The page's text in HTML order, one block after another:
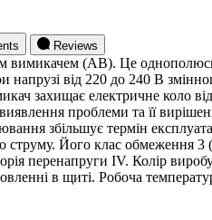
Reviews
вимикачем (АВ). Це
напрузі від 220 до 240 В
захищає електричне коло
проблеми та її
збільшує термін
струму. Його клас
перенапруги IV. Колір
в щиті. Робоча